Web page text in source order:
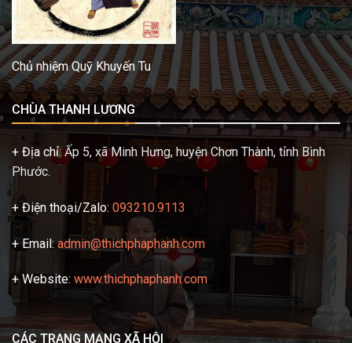
Chủ nhiệm Quỹ Khuyến Tu
CHÙA THANH LƯƠNG
+ Địa chỉ:Ấp 5, xã Minh Hưng, huyện Chơn Thành, tỉnh Bình
Phước.
+ Điện thoại/Zalo: 093210.9113
+ Email:admin@thichphaphanh.com
+ Website: www.thichphaphanh.com
CÁC TRANG MẠNG XÃ HỘI